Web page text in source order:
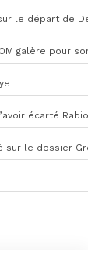
le départ de
écarté
sur le dossier